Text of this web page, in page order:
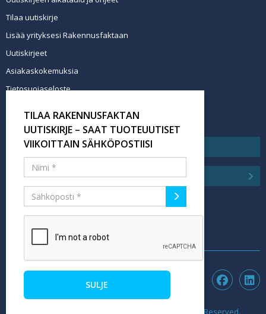
Tilaa uutiskirje
Lisää yrityksesi Rakennusfaktaan
Uutiskirjeet
Asiakaskokemuksia
Tietosuojaseloste
Tilaa uutiskirje
©2026 rakennusfakta.fi - Hubexo Finland Oy. All Rights Reserved.
TILAA RAKENNUSFAKTAN
UUTISKIRJE – SAAT TUOTEUUTISET
VIIKOITTAIN SÄHKÖPOSTIISI
SULJE